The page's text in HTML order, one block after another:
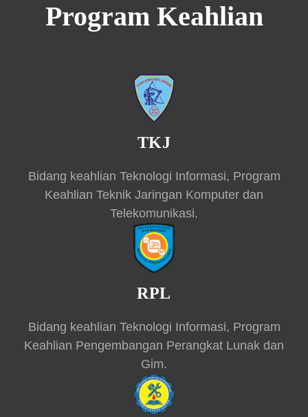
Program Keahlian
TKJ
Bidang keahlian Teknologi Informasi, Program
Keahlian Teknik Jaringan Komputer dan
Telekomunikasi.
RPL
Bidang keahlian Teknologi Informasi, Program
Keahlian Pengembangan Perangkat Lunak dan
Gim.